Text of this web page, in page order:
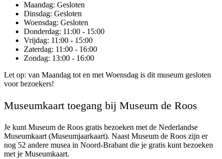
Maandag: Gesloten
Dinsdag: Gesloten
Woensdag: Gesloten
Donderdag: 11:00 - 15:00
Vrijdag: 11:00 - 15:00
Zaterdag: 11:00 - 16:00
Zondag: 13:00 - 16:00
Let op: van Maandag tot en met Woensdag is dit museum gesloten
voor bezoekers!
Museumkaart toegang bij Museum de Roos
Je kunt Museum de Roos gratis bezoeken met de Nederlandse
Museumkaart (Museumjaarkaart). Naast Museum de Roos zijn er
nog 52 andere musea in Noord-Brabant die je gratis kunt bezoeken
met je Museumkaart.